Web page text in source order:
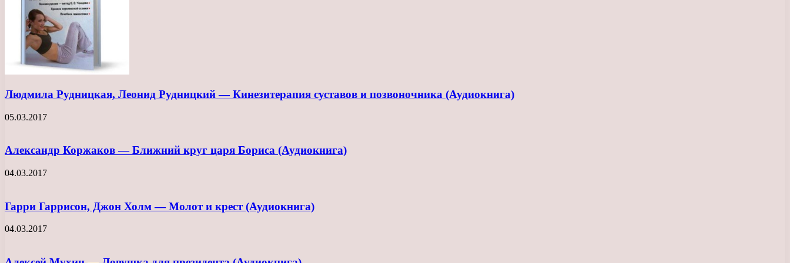
Людмила Рудницкая, Леонид Рудницкий — Кинезитерапия суставов и позвоночника (Аудиокнига)
05.03.2017
Александр Коржаков — Ближний круг царя Бориса (Аудиокнига)
04.03.2017
Гарри Гаррисон, Джон Холм — Молот и крест (Аудиокнига)
04.03.2017